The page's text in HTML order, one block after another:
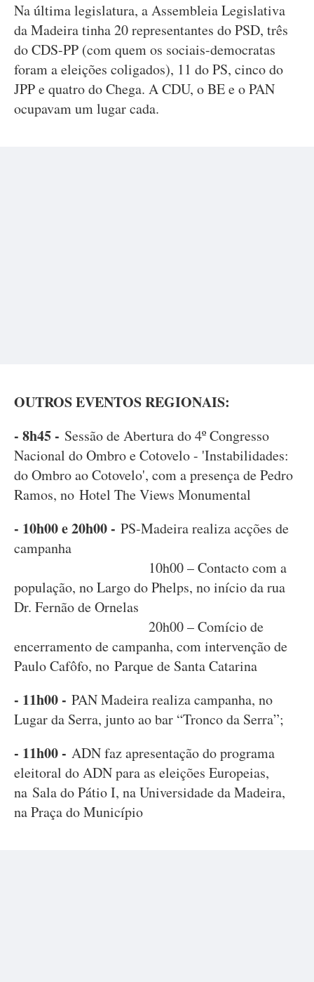
Na última legislatura, a Assembleia Legislativa
da Madeira tinha 20 representantes do PSD, três
do CDS-PP (com quem os sociais-democratas
foram a eleições coligados), 11 do PS, cinco do
JPP e quatro do Chega. A CDU, o BE e o PAN
ocupavam um lugar cada.
OUTROS EVENTOS REGIONAIS:
- 8h45 - Sessão de Abertura do 4º Congresso
Nacional do Ombro e Cotovelo - 'Instabilidades:
do Ombro ao Cotovelo', com a presença de Pedro
Ramos, no Hotel The Views Monumental
- 10h00 e 20h00 - PS-Madeira realiza acções de
campanha
10h00 – Contacto com a
população, no Largo do Phelps, no início da rua
Dr. Fernão de Ornelas
20h00 – Comício de
encerramento de campanha, com intervenção de
Paulo Cafôfo, no Parque de Santa Catarina
- 11h00 - PAN Madeira realiza campanha, no
Lugar da Serra, junto ao bar “Tronco da Serra”;
- 11h00 - ADN faz apresentação do programa
eleitoral do ADN para as eleições Europeias,
na Sala do Pátio I, na Universidade da Madeira,
na Praça do Município